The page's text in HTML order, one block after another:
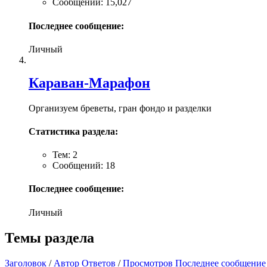
Сообщений: 15,027
Последнее сообщение:
Личный
Караван-Марафон
Организуем бреветы, гран фондо и разделки
Статистика раздела:
Тем: 2
Сообщений: 18
Последнее сообщение:
Личный
Темы раздела
Заголовок / Автор Ответов /Просмотров Последнее сообщение